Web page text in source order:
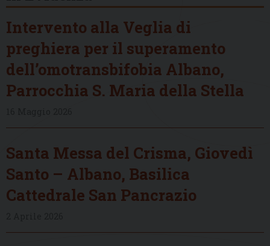
Intervento alla Veglia di
preghiera per il superamento
dell’omotransbifobia Albano,
Parrocchia S. Maria della Stella
Santa Messa del Crisma, Giovedì
Santo – Albano, Basilica
Cattedrale San Pancrazio